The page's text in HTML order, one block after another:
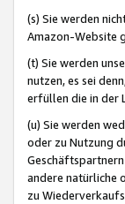
(s) Sie werden
Amazon-Website
(t) Sie werden
nutzen, es sei
erfüllen die in der
(u) Sie werden
oder zu Nutzung
andere natürliche
zu